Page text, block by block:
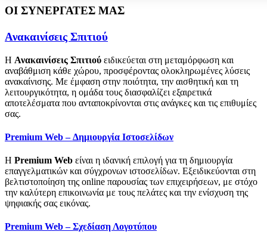
ΟΙ ΣΥΝΕΡΓΑΤΕΣ ΜΑΣ
Ανακαινίσεις Σπιτιού
Η Ανακαινίσεις Σπιτιού ειδικεύεται στη μεταμόρφωση και
αναβάθμιση κάθε χώρου, προσφέροντας ολοκληρωμένες λύσεις
ανακαίνισης. Με έμφαση στην ποιότητα, την αισθητική και τη
λειτουργικότητα, η ομάδα τους διασφαλίζει εξαιρετικά
αποτελέσματα που ανταποκρίνονται στις ανάγκες και τις επιθυμίες
σας.
Premium Web – Δημιουργία Ιστοσελίδων
Η Premium Web είναι η ιδανική επιλογή για τη δημιουργία
επαγγελματικών και σύγχρονων ιστοσελίδων. Εξειδικεύονται στη
βελτιστοποίηση της online παρουσίας των επιχειρήσεων, με στόχο
την καλύτερη επικοινωνία με τους πελάτες και την ενίσχυση της
ψηφιακής σας εικόνας.
Premium Web – Σχεδίαση Λογοτύπου